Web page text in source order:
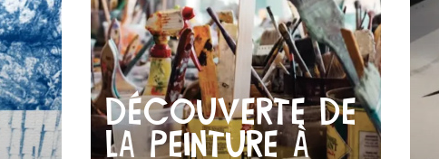
Découverte de
la peinture à